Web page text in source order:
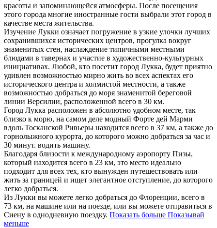
красоты и запоминающейся атмосферы. После посещения
этого города многие иностранные гости выбрали этот город в
качестве места жительства.
Изучение Лукки означает погружение в узкие улочки лучших
сохранившихся исторических центров, прогулка вокруг
знаменитых стен, наслаждение типичными местными
блюдами в тавернах и участие в художественно-культурных
инициативах. Любой, кто посетит город Лукка, будет приятно
удивлен возможностью мирно жить во всех аспектах его
исторического центра и холмистой местности, а также
возможностью добраться до моря знаменитой береговой
линии Версилии, расположенной всего в 30 км.
Город Лукка расположен в абсолютно удобном месте, так
близко к морю, на самом деле модный Форте дей Марми
вдоль Тосканской Ривьеры находится всего в 37 км, а также до
горнолыжного курорта, до которого можно добраться за час и
30 минут. водить машину.
Благодаря близости к международному аэропорту Пизы,
который находится всего в 23 км, это место идеально
подходит для всех тех, кто вынужден путешествовать или
жить за границей и ищет элегантное отступление, до которого
легко добраться.
Из Лукки вы можете легко добраться до Флоренции, всего в
73 км, на машине или на поезде, или вы можете отправиться в
Сиену в однодневную поездку. Показать больше Показывай
меньше